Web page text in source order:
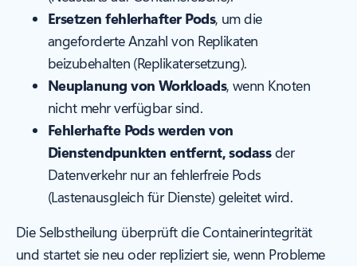
Ersetzen fehlerhafter Pods, um die
angeforderte Anzahl von Replikaten
beizubehalten (Replikatersetzung).
Neuplanung von Workloads, wenn Knoten
nicht mehr verfügbar sind.
Fehlerhafte Pods werden von
Dienstendpunkten entfernt, sodassder
Datenverkehr nur an fehlerfreie Pods
(Lastenausgleich für Dienste) geleitet wird.
Die Selbstheilung überprüft die Containerintegrität
und startet sie neu oder repliziert sie, wenn Probleme